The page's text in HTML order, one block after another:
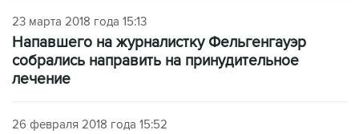
23 марта 2018 года 15:13
Напавшего на журналистку Фельгенгауэр
собрались направить на принудительное
лечение
26 февраля 2018 года 15:52